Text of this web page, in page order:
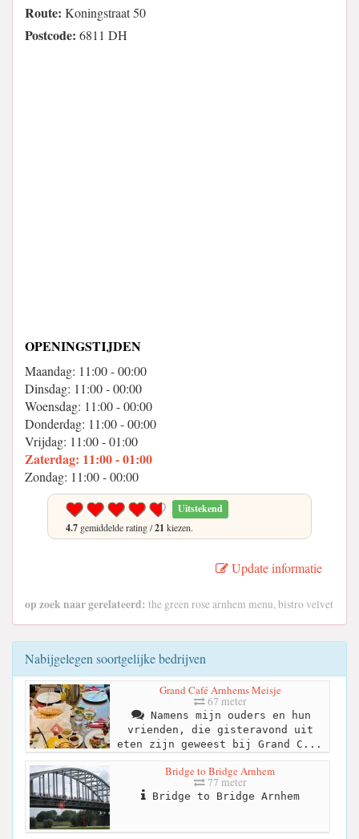
Route: Koningstraat 50
Postcode: 6811 DH
OPENINGSTIJDEN
Maandag: 11:00 - 00:00
Dinsdag: 11:00 - 00:00
Woensdag: 11:00 - 00:00
Donderdag: 11:00 - 00:00
Vrijdag: 11:00 - 01:00
Zaterdag: 11:00 - 01:00
Zondag: 11:00 - 00:00
Uitstekend
4.7 gemiddelde rating /21 kiezen.
Update informatie
op zoek naar gerelateerd: the green rose arnhem menu, bistro velvet
Nabijgelegen soortgelijke bedrijven
Grand Café Arnhems Meisje
67 meter
Namens mijn ouders en hun
vrienden, die gisteravond uit
eten zijn geweest bij Grand C...
Bridge to Bridge Arnhem
77 meter
Bridge to Bridge Arnhem